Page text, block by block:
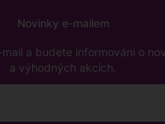
Novinky e-mailem
a budete informováni o
a výhodných akcích.